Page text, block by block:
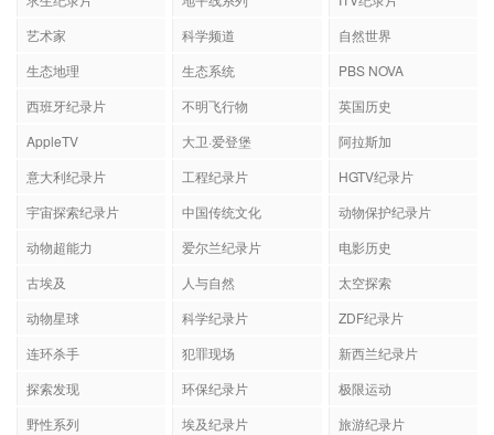
艺术家
科学频道
自然世界
生态地理
生态系统
PBS NOVA
西班牙纪录片
不明飞行物
英国历史
AppleTV
大卫·爱登堡
阿拉斯加
意大利纪录片
工程纪录片
HGTV纪录片
宇宙探索纪录片
中国传统文化
动物保护纪录片
动物超能力
爱尔兰纪录片
电影历史
古埃及
人与自然
太空探索
动物星球
科学纪录片
ZDF纪录片
连环杀手
犯罪现场
新西兰纪录片
探索发现
环保纪录片
极限运动
野性系列
埃及纪录片
旅游纪录片